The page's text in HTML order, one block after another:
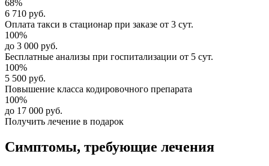
68%
6 710 руб.
Оплата такси в стационар при заказе от 3 сут.
100%
до 3 000 руб.
Бесплатные анализы при госпитализации от 5 сут.
100%
5 500 руб.
Повышение класса кодировочного препарата
100%
до 17 000 руб.
Получить лечение в подарок
Симптомы, требующие лечения